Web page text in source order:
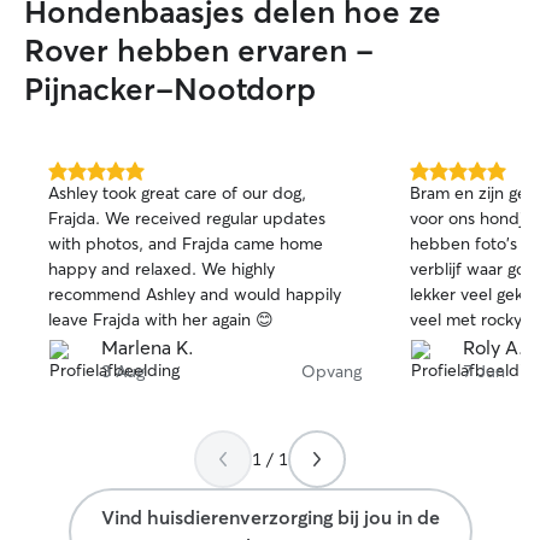
days taking care
Whatever is needed! For cats;
play or cuddle
their own home!
Hondenbaasjes delen hoe ze
Rover hebben ervaren -
Pijnacker-Nootdorp
5.0
van
5
sterren
Ashley took great care of our dog,
Frajda. We received regular updates
with photos, and Frajda came home
happy and relaxed. We highly
recommend Ashley and would happily
leave Frajda with her again 😊
Marlena K.
3 Aug Opvang
5.0
van
5
sterren
Bram en zijn
voor ons hondje
hebben foto's
verblijf waar
lekker veel
veel met rocky
contact met
kreeg snel
Roly A.
7 Jun
1 / 1
Vind huisdierenverzorging bij jou in de